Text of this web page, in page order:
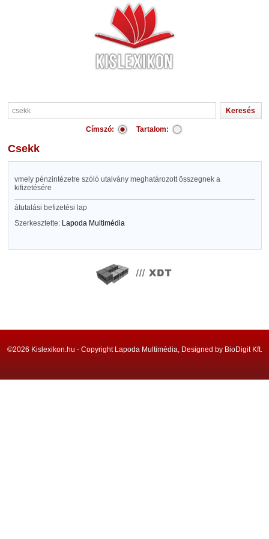
Címszó: Tartalom:
csekk
vmely pénzintézetre szóló utalvány meghatározott összegnek a
kifizetésére
átutalási befizetési lap
Szerkesztette: Lapoda Multimédia
©2026 Kislexikon.hu - Copyright Lapoda Multimédia, Designed by BioDigit Kft.